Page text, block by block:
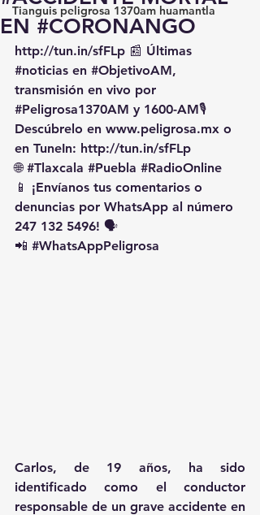
Tianguis peligrosa 1370am huamantla
EN #CORONANGO
http://tun.in/sfFLp 📰 Últimas
#noticias en #ObjetivoAM,
transmisión en vivo por
#Peligrosa1370AM y 1600-AM🎙️
Descúbrelo en www.peligrosa.mx o
en TuneIn: http://tun.in/sfFLp
🌐 #Tlaxcala #Puebla #RadioOnline
📱 ¡Envíanos tus comentarios o
denuncias por WhatsApp al número
247 132 5496! 🗣️
📲 #WhatsAppPeligrosa
Carlos, de 19 años, ha sido
identificado como el conductor
responsable de un grave accidente en